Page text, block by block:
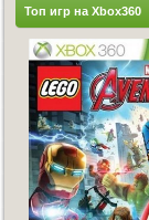
Топ игр на Xbox360